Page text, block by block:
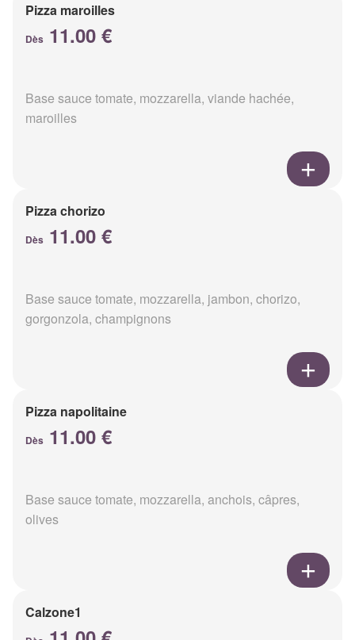
Pizza maroilles
Dès 11.00 €
Base sauce tomate, mozzarella, viande hachée,
maroilles
Pizza chorizo
Dès 11.00 €
Base sauce tomate, mozzarella, jambon, chorizo,
gorgonzola, champignons
Pizza napolitaine
Dès 11.00 €
Base sauce tomate, mozzarella, anchois, câpres,
olives
Calzone1